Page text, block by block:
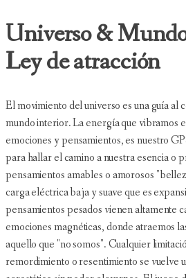
Universo &
Ley de atracción
El movimiento del universo es una guía al
mundo interior. La energía que vibramos
emociones y pensamientos, es nuestro
para hallar el camino a nuestra esencia o
pensamientos amables o amorosos
carga eléctrica baja y suave que es
pensamientos pesados vienen altamente
emociones magnéticas, donde atraemos
aquello que "no somos". Cualquier
remordimiento o resentimiento se vuelve